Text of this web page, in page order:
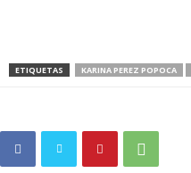
ETIQUETAS KARINA PEREZ POPOCA